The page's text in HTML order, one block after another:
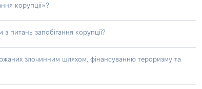
корупції»?
питань запобігання корупції?
злочинним шляхом, фінансуванню тероризму та